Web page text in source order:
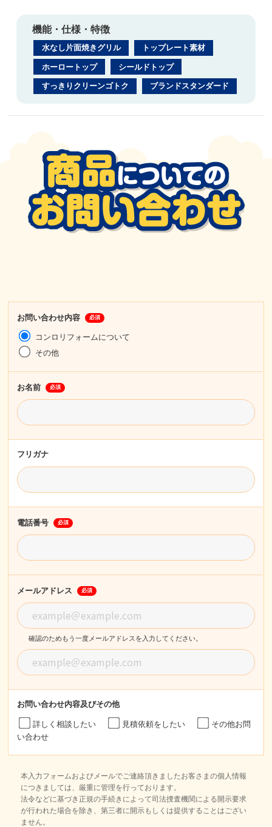
機能・仕様・特徴
水なし片面焼きグリル トップレート素材
ホーロートップ シールドトップ
すっきりクリーンゴトク ブランドスタンダード
お問い合わせ内容 必須
コンロリフォームについて
その他
お名前 必須
フリガナ
電話番号 必須
メールアドレス 必須
確認のためもう一度メールアドレスを入力してください。
お問い合わせ内容及びその他
詳しく相談したい 見積依頼をしたい
その他お問
い合わせ
本入力フォームおよびメールでご連絡頂きましたお客さまの個人情報
につきましては、厳重に管理を行っております。
法令などに基づき正規の手続きによって司法捜査機関による開示要求
が行われた場合を除き、第三者に開示もしくは提供することはござい
ません。